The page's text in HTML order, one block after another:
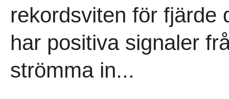
rekordsviten för fjärde
har positiva signaler
strömma in...